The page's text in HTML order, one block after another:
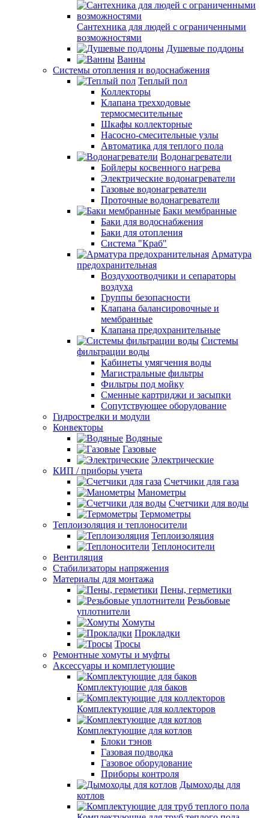
Сантехника для людей с ограниченными
возможностями
Душевые поддоны
Ванны
Системы отопления и водоснабжения
Теплый пол
Коллекторы
Клапана трехходовые
термосмесительные
Шкафы коллекторные
Насосно-смесительные узлы
Автоматика для теплого пола
Водонагреватели
Бойлеры косвенного нагрева
Электрические водонагреватели
Газовые водонагреватели
Проточные водонагреватели
Баки мембранные
Баки для водоснабжения
Баки для отопления
Система "Краб"
Арматура
предохранительная
Воздухоотводчики и сепараторы
воздуха
Группы безопасности
Клапана балансировочные и
мембранные
Клапана предохранительные
Системы
фильтрации воды
Кабинеты умягчения воды
Магистральные фильтры
Фильтры под мойку
Сменные картриджи и засыпки
Сопутствующее оборудование
Гидрострелки и модули
Конвекторы
Водяные
Газовые
Электрические
КИП / приборы учета
Счетчики для газа
Манометры
Счетчики для воды
Термометры
Теплоизоляция и теплоносители
Теплоизоляция
Теплоносители
Вентиляция
Стабилизаторы напряжения
Материалы для монтажа
Пены, герметики
Резьбовые
уплотнители
Хомуты
Прокладки
Тросы
Ремонтные хомуты и муфты
Аксессуары и комплетующие
Комплектующие для баков
Комплектующие для коллекторов
Комплектующие для котлов
Блоки тэнов
Газовая подводка
Газовое оборудование
Приборы контроля
Дымоходы для
котлов